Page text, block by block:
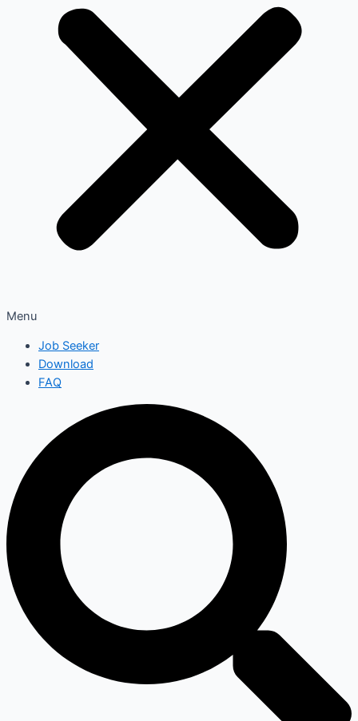
Menu
Job Seeker
Download
FAQ